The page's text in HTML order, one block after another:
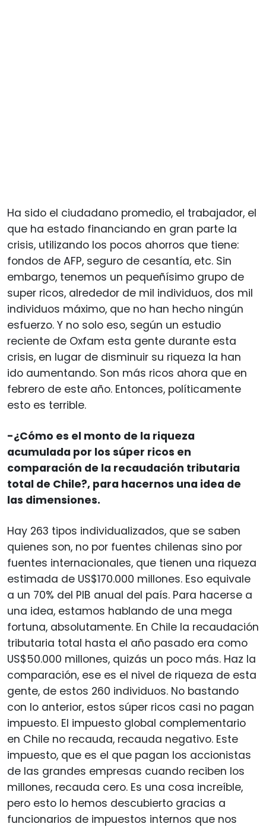
Ha sido el ciudadano promedio, el trabajador, el
que ha estado financiando en gran parte la
crisis, utilizando los pocos ahorros que tiene:
fondos de AFP, seguro de cesantía, etc. Sin
embargo, tenemos un pequeñísimo grupo de
super ricos, alrededor de mil individuos, dos mil
individuos máximo, que no han hecho ningún
esfuerzo. Y no solo eso, según un estudio
reciente de Oxfam esta gente durante esta
crisis, en lugar de disminuir su riqueza la han
ido aumentando. Son más ricos ahora que en
febrero de este año. Entonces, políticamente
esto es terrible.
-¿Cómo es el monto de la riqueza
acumulada por los súper ricos en
comparación de la recaudación tributaria
total de Chile?, para hacernos una idea de
las dimensiones.
Hay 263 tipos individualizados, que se saben
quienes son, no por fuentes chilenas sino por
fuentes internacionales, que tienen una riqueza
estimada de US$170.000 millones. Eso equivale
a un 70% del PIB anual del país. Para hacerse a
una idea, estamos hablando de una mega
fortuna, absolutamente. En Chile la recaudación
tributaria total hasta el año pasado era como
US$50.000 millones, quizás un poco más. Haz la
comparación, ese es el nivel de riqueza de esta
gente, de estos 260 individuos. No bastando
con lo anterior, estos súper ricos casi no pagan
impuesto. El impuesto global complementario
en Chile no recauda, recauda negativo. Este
impuesto, que es el que pagan los accionistas
de las grandes empresas cuando reciben los
millones, recauda cero. Es una cosa increíble,
pero esto lo hemos descubierto gracias a
funcionarios de impuestos internos que nos